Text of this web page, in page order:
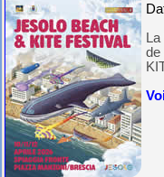
La
de